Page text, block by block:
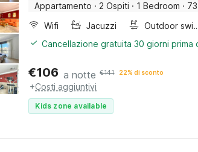
Appartamento · 2 Ospiti · 1 Bedroom ·
Wifi
Jacuzzi Outdoor
Cancellazione gratuita 30 giorni prima
€106 a notte €141 22% di sconto
+Costi aggiuntivi
Kids zone available